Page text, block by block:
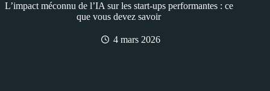
L’impact méconnu de l’IA sur les start-ups performantes : ce
que vous devez savoir
4 mars 2026